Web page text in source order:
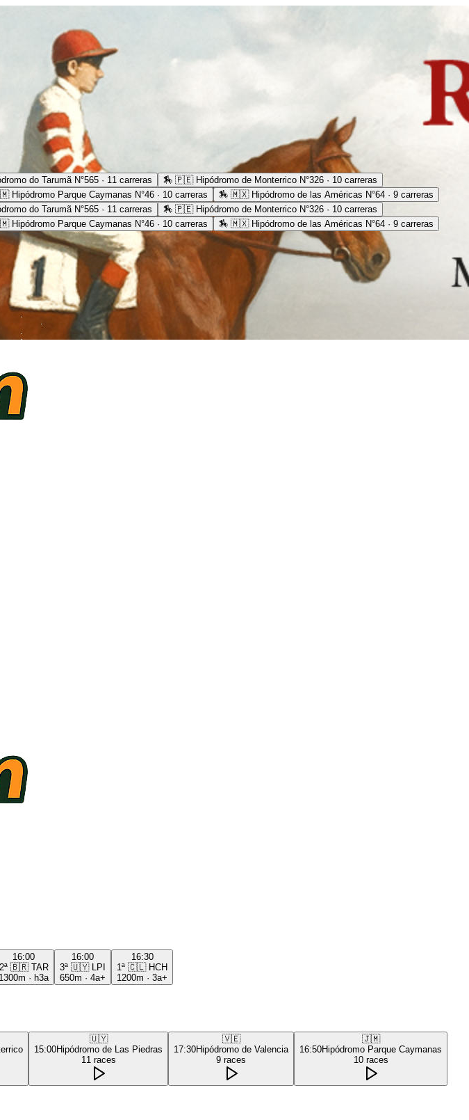
do Tarumã N°565 · 11 carreras 🏇 🇵🇪 Hipódromo de Monterrico N°326 · 10 carreras
Hipódromo Parque Caymanas N°46 · 10 carreras 🏇 🇲🇽 Hipódromo de las Américas N°64 · 9 carreras
do Tarumã N°565 · 11 carreras 🏇 🇵🇪 Hipódromo de Monterrico N°326 · 10 carreras
Hipódromo Parque Caymanas N°46 · 10 carreras 🏇 🇲🇽 Hipódromo de las Américas N°64 · 9 carreras
16:00
2ª 🇧🇷 TAR
1300m · h3a
16:00
3ª 🇺🇾
LPI
650m · 4a+
16:30
1ª 🇨🇱 HCH
1200m · 3a+
🇺🇾
15:00Hipódromo de Las Piedras
11 races
🇻🇪
17:30Hipódromo de Valencia
9 races
🇯🇲
16:50Hipódromo Parque Caymanas
10 races